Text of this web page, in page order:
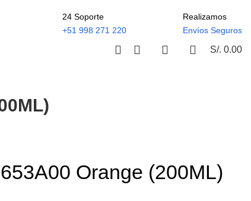
24 Soporte
+51 998 271 220
Realizamos
Envíos Seguros
S/. 0.00
Orange (200ML)